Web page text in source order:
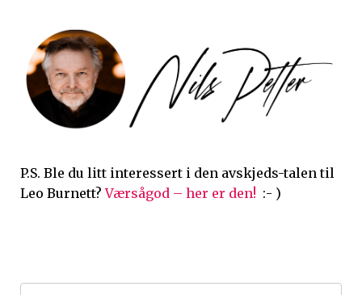
P.S. Ble du litt interessert i den avskjeds-talen til
Leo Burnett?Værsågod – her er den! :- )